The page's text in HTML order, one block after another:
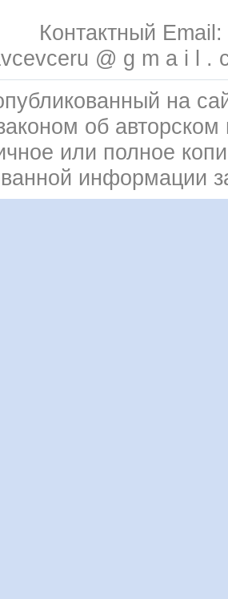
Контактный Email:
@ g m a i l .
на
об
или полное
информации